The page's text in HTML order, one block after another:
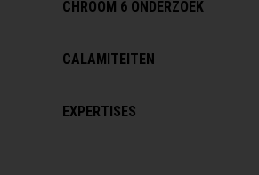
CHROOM 6 ONDERZOEK
CALAMITEITEN
EXPERTISES